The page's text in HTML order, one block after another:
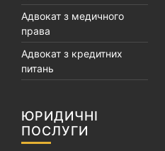
Адвокат з медичного
права
Адвокат з кредитних
питань
ЮРИДИЧНІ
ПОСЛУГИ